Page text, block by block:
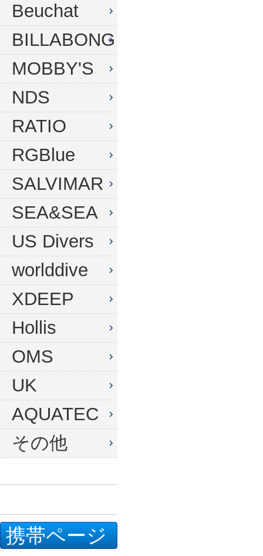
Beuchat
BILLABONG
MOBBY'S
NDS
RATIO
RGBlue
SALVIMAR
SEA&SEA
US Divers
worlddive
XDEEP
Hollis
OMS
UK
AQUATEC
その他
携帯ページ